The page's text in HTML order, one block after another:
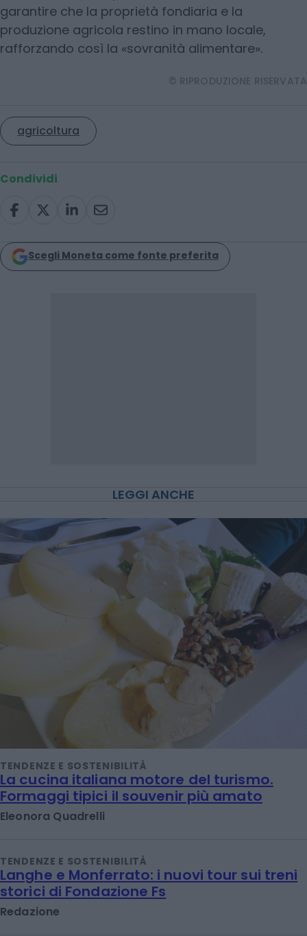
garantire che la proprietà fondiaria e la
produzione agricola restino in mano locale,
rafforzando così la «sovranità alimentare».
© RIPRODUZIONE RISERVATA
agricoltura
Condividi
Scegli Moneta come fonte preferita
LEGGI ANCHE
TENDENZE E SOSTENIBILITÀ
La cucina italiana motore del turismo.
Formaggi tipici il souvenir più amato
Eleonora Quadrelli
TENDENZE E SOSTENIBILITÀ
Langhe e Monferrato: i nuovi tour sui treni
storici di Fondazione Fs
Redazione